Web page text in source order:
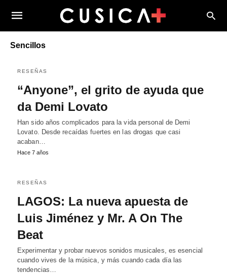
Sencillos
RESEÑAS
“Anyone”, el grito de ayuda que
da Demi Lovato
Han sido años complicados para la vida personal de Demi
Lovato. Desde recaídas fuertes en las drogas que casi
acaban…
Hace 7 años
RESEÑAS
LAGOS: La nueva apuesta de
Luis Jiménez y Mr. A On The
Beat
Experimentar y probar nuevos sonidos musicales, es esencial
cuando vives de la música, y más cuando cada día las
tendencias…